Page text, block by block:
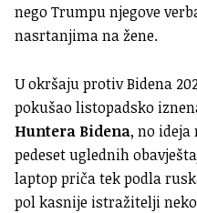
nego Trumpu njegove
nasrtanjima na žene.
U okršaju protiv Bidena
pokušao listopadsko
Huntera Bidena, no ideja
pedeset uglednih
laptop priča tek podla
pol kasnije istražitelji